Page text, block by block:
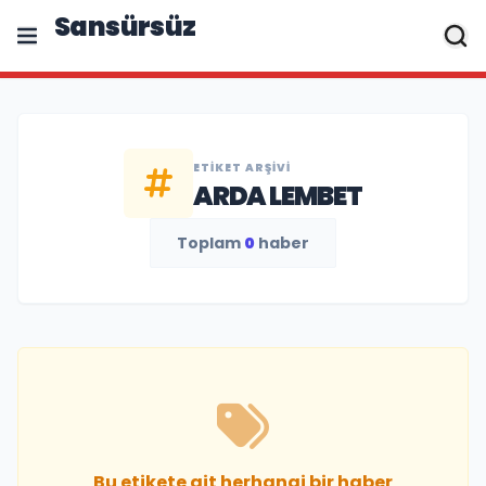
Sansürsüz
ETIKET ARŞIVI
ARDA LEMBET
Toplam 0 haber